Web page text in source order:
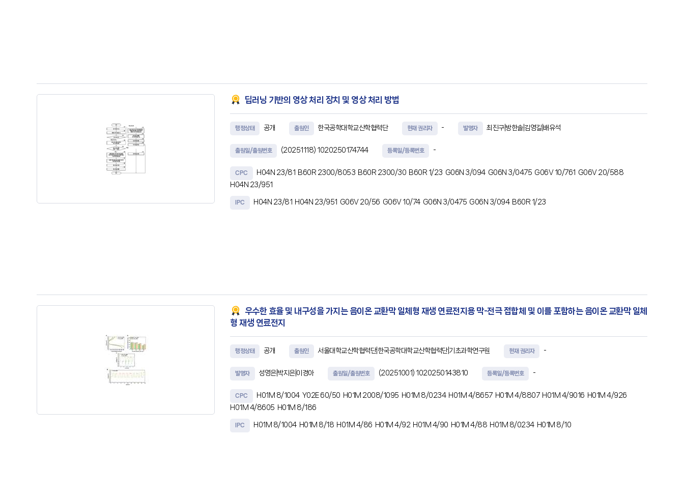
딥러닝 기반의 영상 처리 장치 및 영상 처리 방법
행정상태 공개 출원인 한국공학대학교산학협력단 현재 권리자 - 발명자 최진구|방한솔|김영길|배유석
출원일/출원번호 (20251118) 1020250174744 등록일/등록번호 -
CPC H04N 23/81 B60R 2300/8053 B60R 2300/30 B60R 1/23 G06N 3/094 G06N 3/0475 G06V 10/761 G06V 20/588
H04N 23/951
IPC H04N 23/81 H04N 23/951 G06V 20/56 G06V 10/74 G06N 3/0475 G06N 3/094 B60R 1/23
우수한 효율 및 내구성을 가지는 음이온 교환막 일체형 재생 연료전지용 막-전극 접합체 및 이를 포함하는 음이온 교환막 일체
형 재생 연료전지
행정상태 공개 출원인 서울대학교산학협력단|한국공학대학교산학협력단|기초과학연구원 현재 권리자 -
발명자 성영은|박지은|이경아 출원일/출원번호 (20251001) 1020250143810 등록일/등록번호 -
CPC H01M 8/1004 Y02E 60/50 H01M 2008/1095 H01M 8/0234 H01M 4/8657 H01M 4/8807 H01M 4/9016 H01M 4/926
H01M 4/8605 H01M 8/186
IPC H01M 8/1004 H01M 8/18 H01M 4/86 H01M 4/92 H01M 4/90 H01M 4/88 H01M 8/0234 H01M 8/10